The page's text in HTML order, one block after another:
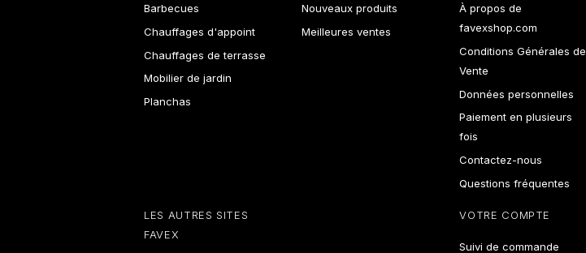
Barbecues
Chauffages d'appoint
Chauffages de terrasse
Mobilier de jardin
Planchas
Nouveaux produits
Meilleures ventes
À propos de
favexshop.com
Conditions Générales de
Vente
Données personnelles
Paiement en plusieurs
fois
Contactez-nous
Questions fréquentes
LES AUTRES SITES
FAVEX
VOTRE COMPTE
Suivi de commande